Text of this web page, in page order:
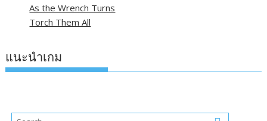
As the Wrench Turns
Torch Them All
แนะนำเกม